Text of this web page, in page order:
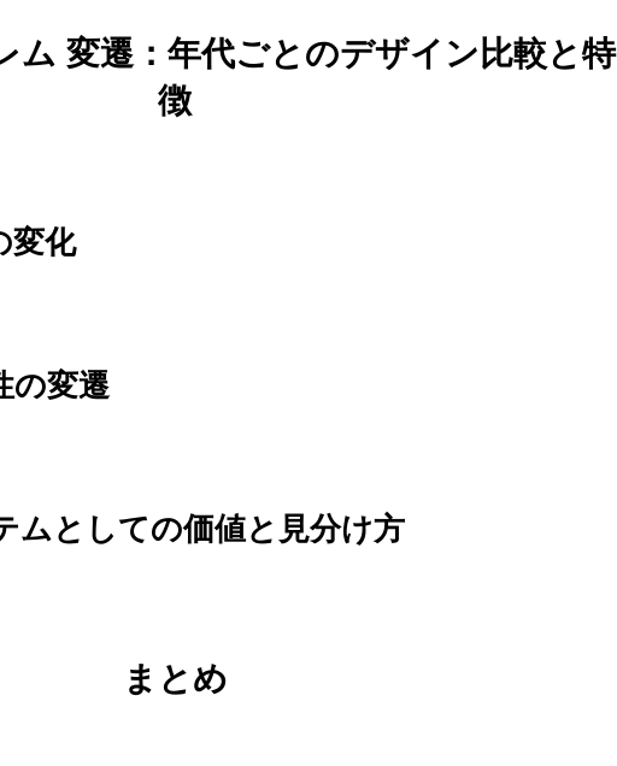
ム 変遷：年代ごとのデザイン比較と特
徴
変化
の変遷
ムとしての価値と見分け方
まとめ